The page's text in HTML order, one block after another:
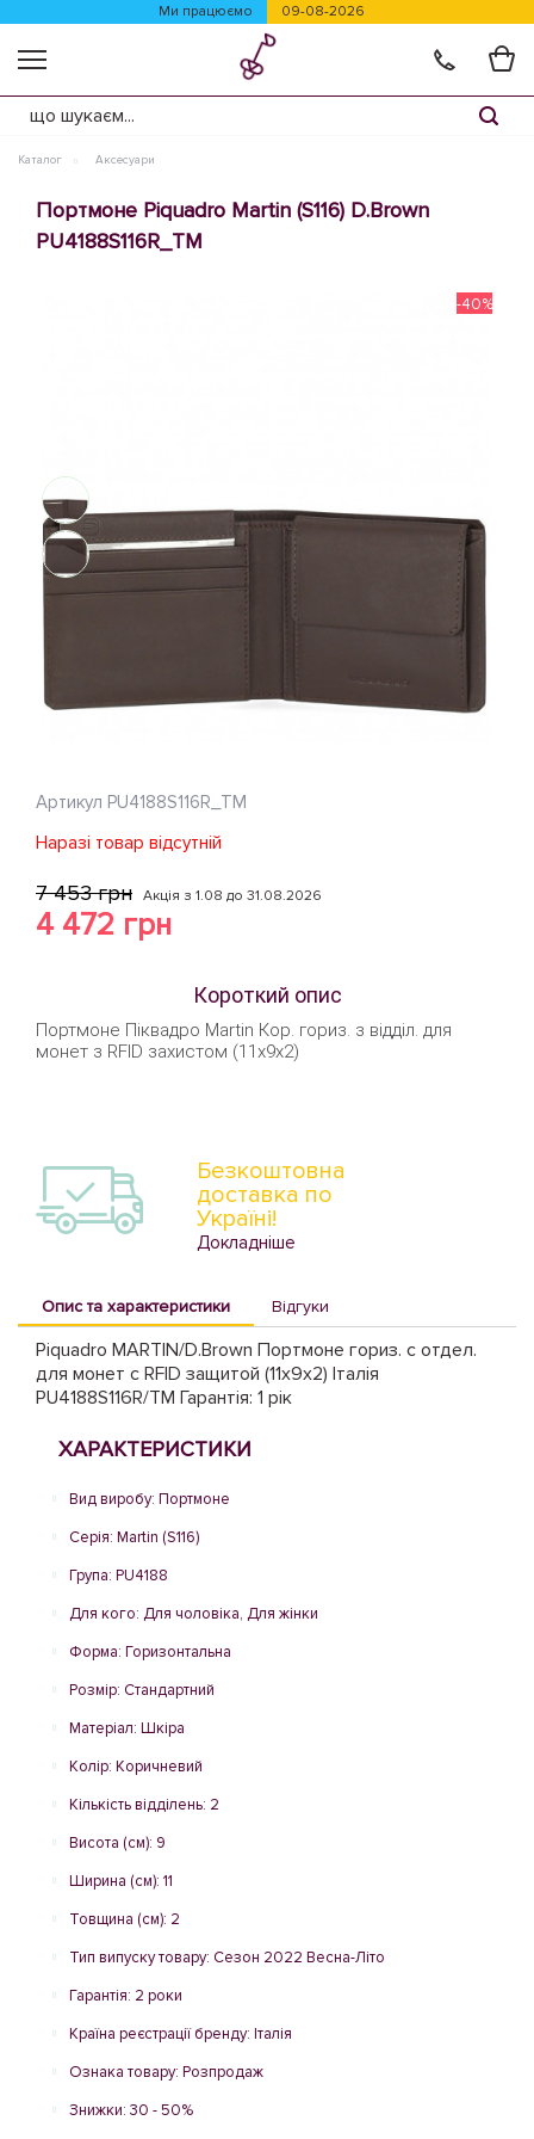
Ми працюємо 09-08-2026
Каталог Аксесуари
Портмоне Piquadro Martin (S116) D.Brown
PU4188S116R_TM
-40%
Артикул PU4188S116R_TM
Наразі товар відсутній
7 453 грн Акція з 1.08 до 31.08.2026
4 472 грн
Короткий опис
Портмоне Піквадро Martin Кор. гориз. з відділ. для
монет з RFID захистом (11x9x2)
Безкоштовна
доставка по
Україні!
Докладніше
Опис та характеристики Відгуки
Piquadro MARTIN/D.Brown Портмоне гориз. с отдел.
для монет с RFID защитой (11x9x2) Італія
PU4188S116R/TM Гарантія: 1 рік
ХАРАКТЕРИСТИКИ
Вид виробу: Портмоне
Серія: Martin (S116)
Група: PU4188
Для кого: Для чоловіка, Для жінки
Форма: Горизонтальна
Розмір: Стандартний
Матеріал: Шкіра
Колір: Коричневий
Кількість відділень: 2
Висота (см): 9
Ширина (см): 11
Товщина (см): 2
Тип випуску товару: Сезон 2022 Весна-Літо
Гарантія: 2 роки
Країна реєстрації бренду: Італія
Ознака товару: Розпродаж
Знижки: 30 - 50%